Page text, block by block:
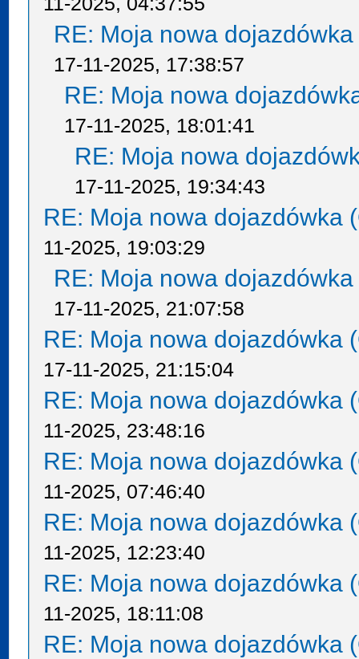
RE: Moja nowa
17-11-2025, 17:38:57
RE: Moja nowa
17-11-2025, 18:01:41
RE: Moja nowa
17-11-2025, 19:34:43
RE: Moja nowa dojazdówka
11-2025, 19:03:29
RE: Moja nowa
17-11-2025, 21:07:58
RE: Moja nowa dojazdówka
17-11-2025, 21:15:04
RE: Moja nowa dojazdówka
11-2025, 23:48:16
RE: Moja nowa dojazdówka
11-2025, 07:46:40
RE: Moja nowa dojazdówka
11-2025, 12:23:40
RE: Moja nowa dojazdówka
11-2025, 18:11:08
RE: Moja nowa dojazdówka